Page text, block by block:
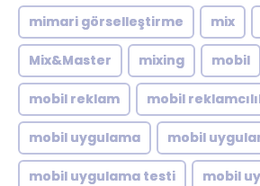
mimari görselleştirme mix
Mix&Master mixing mobil
mobil reklam mobil
mobil uygulama mobil
mobil uygulama testi mobil